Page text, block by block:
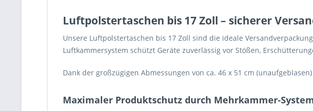
Luftpolstertaschen bis 17 Zoll – sicherer
Unsere Luftpolstertaschen bis 17 Zoll sind die ideale
Luftkammersystem schützt Geräte zuverlässig vor Stößen,
Dank der großzügigen Abmessungen von ca. 46 x 51 cm
Maximaler Produktschutz durch Mehrkammer-